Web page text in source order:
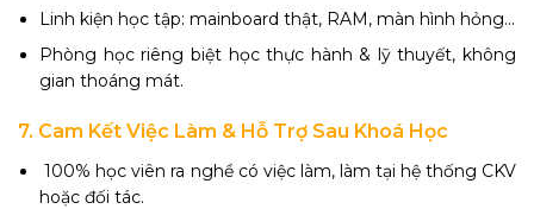
Linh kiện học tập: mainboard thật, RAM, màn hình hỏng...
Phòng học riêng biệt học thực hành & lỹ thuyết, không
gian thoáng mát.
7. Cam Kết Việc Làm & Hỗ Trợ Sau Khoá Học
100% học viên ra nghề có việc làm, làm tại hệ thống CKV
hoặc đối tác.